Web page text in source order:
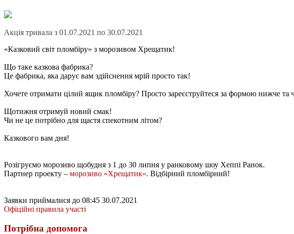
Акція тривала з 01.07.2021 по 30.07.2021
«Казковий світ пломбіру» з морозивом Хрещатик!
Що таке казкова фабрика?
Це фабрика, яка дарує вам здійснення мрій просто так!
Хочете отримати цілий ящик пломбіру? Просто зареєструйтеся за формою нижче та
Щотижня отримуй новий смак!
Чи не це потрібно для щастя спекотним літом?
Казкового вам дня!
Розігруємо морозиво щобудня з 1 до 30 липня у ранковому шоу Хеппі Ранок.
Партнер проекту – морозиво «Хрещатик». Відбірний пломбірний!
Заявки приймалися до 08:45 30.07.2021
Офіційні правила участі
Потрібна допомога